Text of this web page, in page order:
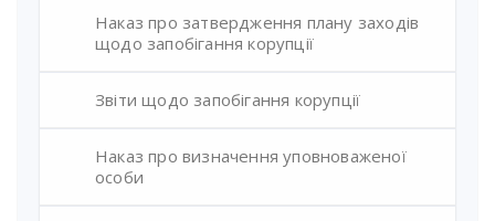
Наказ про затвердження плану заходів
щодо запобігання корупції
Звіти щодо запобігання корупції
Наказ про визначення уповноваженої
особи